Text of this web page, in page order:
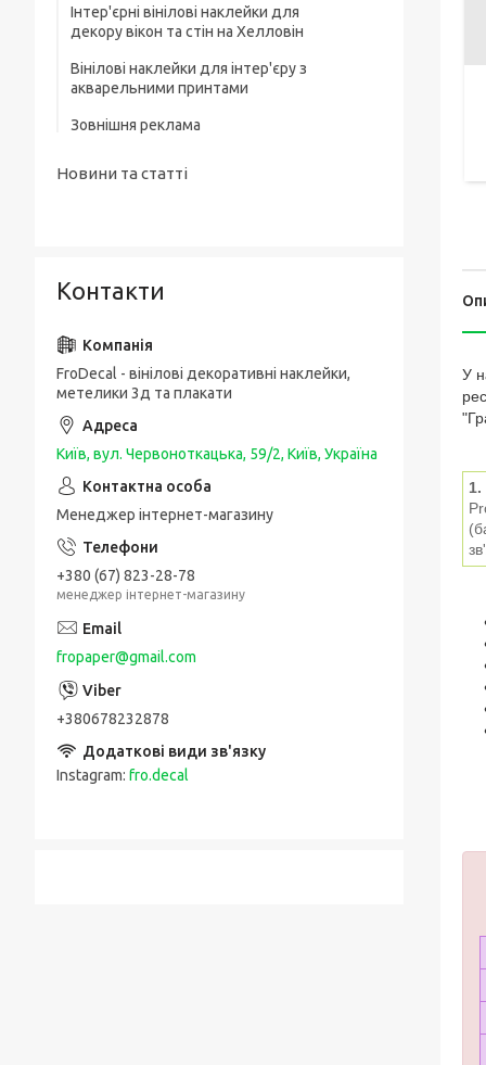
У
1.
Інтер'єрні вінілові наклейки для
декору вікон та стін на Хелловін
Вінілові наклейки для інтер'єру з
акварельними принтами
Зовнішня реклама
Новини та статті
Контакти
FroDecal - вінілові декоративні наклейки,
метелики 3д та плакати
Київ, вул. Червоноткацька, 59/2, Київ, Україна
Менеджер інтернет-магазину
+380 (67) 823-28-78
менеджер інтернет-магазину
fropaper@gmail.com
+380678232878
Instagram fro.decal